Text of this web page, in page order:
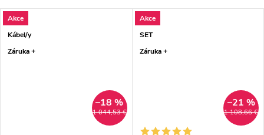
Akce
Kábel/y
Záruka +
1 044,53 €
–18 %
Akce
SET
Záruka +
1 108,66 €
–21 %